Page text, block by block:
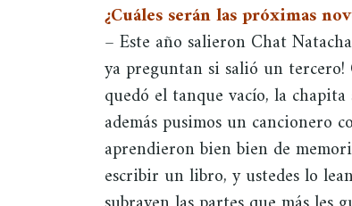
¿Cuáles serán las próximas
– Este año salieron Chat
ya preguntan si salió un tercero!
quedó el tanque vacío, la chapita
además pusimos un cancionero
aprendieron bien bien de
escribir un libro, y ustedes lo